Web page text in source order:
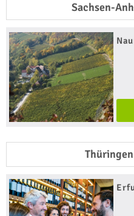
Sachsen-
Thüringen